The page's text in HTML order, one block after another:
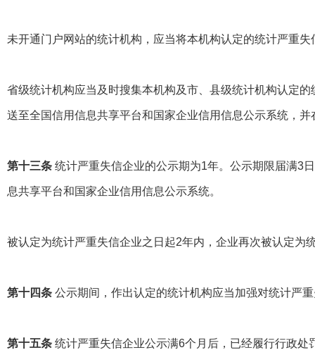
未开通门户网站的统计机构，应当将本机构认定的统计严重
省级统计机构应当及时搜集本机构及市、县级统计机构认定
送至全国信用信息共享平台和国家企业信用信息公示系统，并
第十三条 统计严重失信企业的公示期为1年。公示期限届满3
息共享平台和国家企业信用信息公示系统。
被认定为统计严重失信企业之日起2年内，企业再次被认定为
第十四条 公示期间，作出认定的统计机构应当加强对统计严
第十五条 统计严重失信企业公示满6个月后，已经履行行政处